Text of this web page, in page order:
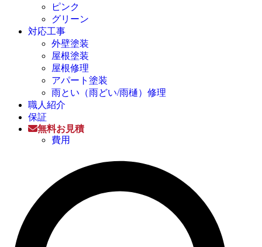
ピンク
グリーン
対応工事
外壁塗装
屋根塗装
屋根修理
アパート塗装
雨とい（雨どい/雨樋）修理
職人紹介
保証
無料お見積
費用